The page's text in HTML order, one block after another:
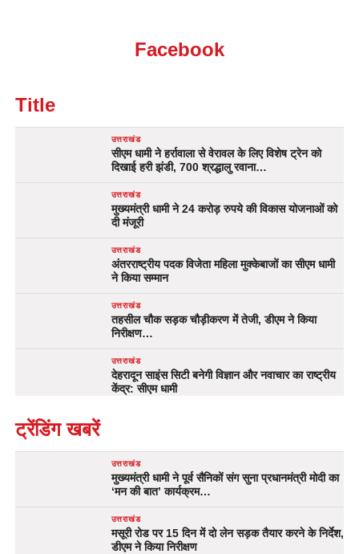
Facebook
Title
उत्तराखंड
सीएम धामी ने हर्रावाला से वेरावल के लिए विशेष ट्रेन को
दिखाई हरी झंडी, 700 श्रद्धालु रवाना…
उत्तराखंड
मुख्यमंत्री धामी ने 24 करोड़ रुपये की विकास योजनाओं को
दी मंजूरी
उत्तराखंड
अंतरराष्ट्रीय पदक विजेता महिला मुक्केबाजों का सीएम धामी
ने किया सम्मान
उत्तराखंड
तहसील चौक सड़क चौड़ीकरण में तेजी, डीएम ने किया
निरीक्षण…
उत्तराखंड
देहरादून साइंस सिटी बनेगी विज्ञान और नवाचार का राष्ट्रीय
केंद्र: सीएम धामी
ट्रेंडिंग खबरें
उत्तराखंड
मुख्यमंत्री धामी ने पूर्व सैनिकों संग सुना प्रधानमंत्री मोदी का
‘मन की बात’ कार्यक्रम…
उत्तराखंड
मसूरी रोड पर 15 दिन में दो लेन सड़क तैयार करने के निर्देश,
डीएम ने किया निरीक्षण